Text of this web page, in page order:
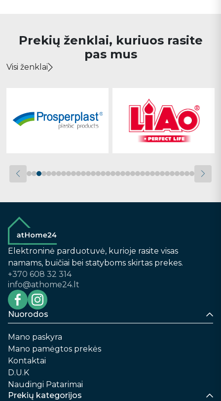
Prekių ženklai, kuriuos rasite
pas mus
Visi ženklai
Elektroninė parduotuvė, kurioje rasite visas
namams, buičiai bei statyboms skirtas prekes.
+370 608 32 314
info@athome24.lt
Nuorodos
Mano paskyra
Mano pamėgtos prekės
Kontaktai
D.U.K
Naudingi Patarimai
Prekių kategorijos